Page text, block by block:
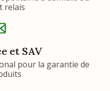
relais
et SAV
pour la garantie de